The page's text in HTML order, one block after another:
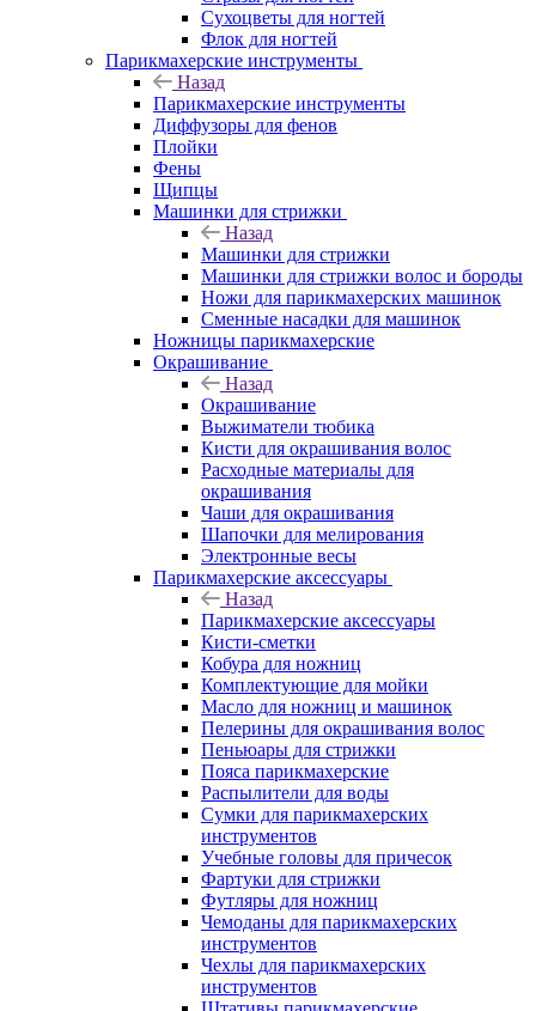
Сухоцветы для ногтей
Флок для ногтей
Парикмахерские инструменты
Назад
Парикмахерские инструменты
Диффузоры для фенов
Плойки
Фены
Щипцы
Машинки для стрижки
Назад
Машинки для стрижки
Машинки для стрижки волос и бороды
Ножи для парикмахерских машинок
Сменные насадки для машинок
Ножницы парикмахерские
Окрашивание
Назад
Окрашивание
Выжиматели тюбика
Кисти для окрашивания волос
Расходные материалы для
окрашивания
Чаши для окрашивания
Шапочки для мелирования
Электронные весы
Парикмахерские аксессуары
Назад
Парикмахерские аксессуары
Кисти-сметки
Кобура для ножниц
Комплектующие для мойки
Масло для ножниц и машинок
Пелерины для окрашивания волос
Пеньюары для стрижки
Пояса парикмахерские
Распылители для воды
Сумки для парикмахерских
инструментов
Учебные головы для причесок
Фартуки для стрижки
Футляры для ножниц
Чемоданы для парикмахерских
инструментов
Чехлы для парикмахерских
инструментов